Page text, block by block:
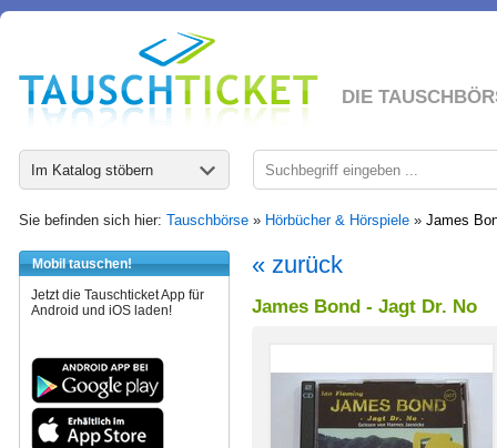
DIE
Im Katalog stöbern
Sie befinden sich hier: Tauschbörse » Hörbücher & Hörspiele » James
Mobil tauschen!
Jetzt die Tauschticket App für
Android und iOS laden!
« zurück
James Bond - Jagt Dr. No